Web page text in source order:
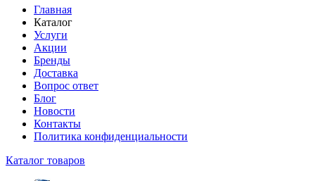
Главная
Каталог
Услуги
Акции
Бренды
Доставка
Вопрос ответ
Блог
Новости
Контакты
Политика конфиденциальности
Каталог товаров